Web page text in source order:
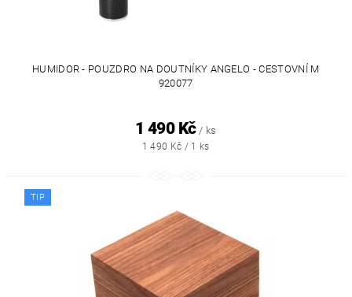
HUMIDOR - POUZDRO NA DOUTNÍKY ANGELO - CESTOVNÍ M
920077
1 490 Kč / ks
1 490 Kč / 1 ks
TIP